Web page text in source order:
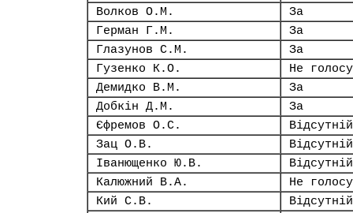
Волков О.М.
За
Герман Г.М.
За
Глазунов С.М.
За
Гузенко К.О.
Не
Демидко В.М.
За
Добкін Д.М.
За
Єфремов О.С.
Відсутній
Зац О.В.
Відсутній
Іванющенко Ю.В.
Відсутній
Калюжний В.А.
Не
Кий С.В.
Відсутній